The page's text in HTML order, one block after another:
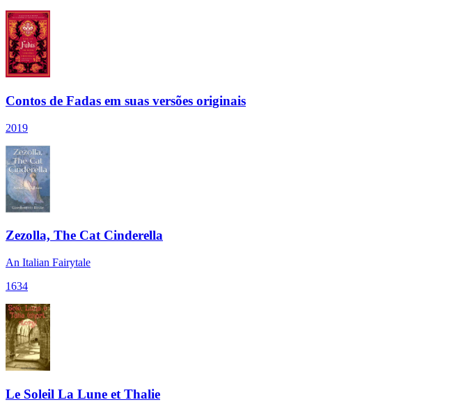
Contos de Fadas em suas versões originais
2019
Zezolla, The Cat Cinderella
An Italian Fairytale
1634
Le Soleil La Lune et Thalie